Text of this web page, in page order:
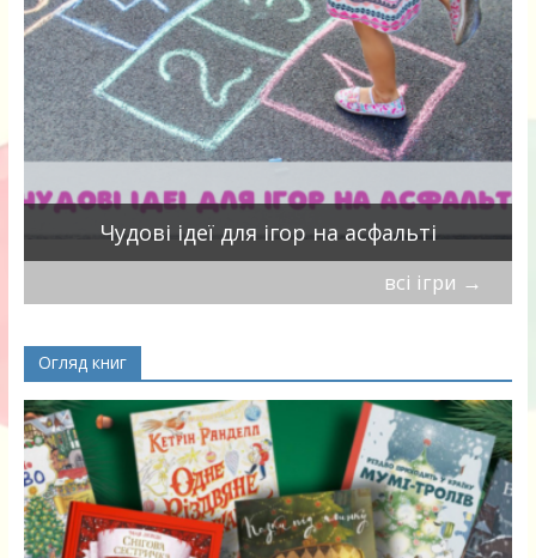
Чудові ідеї для ігор на асфальті
всі ігри →
Огляд книг